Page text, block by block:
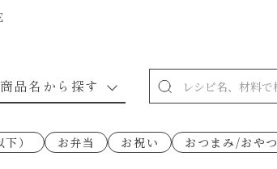
ピ 穀物類のレシピ 果実のレシピ
なんでも南蛮
朝シャン（パン派）
商品名から探す
あえるハコネーゼ高菜
あえるハコネーゼナポリタン
ノ あえるハコネーゼたらこクリーム
） お弁当 お祝い おつまみ/おやつ